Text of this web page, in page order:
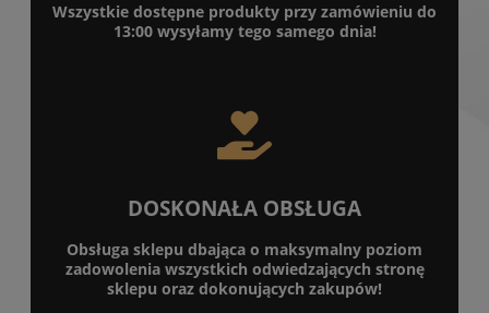
Wszystkie dostępne produkty przy zamówieniu do
13:00 wysyłamy tego samego dnia!
DOSKONAŁA OBSŁUGA
Obsługa sklepu dbająca o maksymalny poziom
zadowolenia wszystkich odwiedzających stronę
sklepu oraz dokonujących zakupów!